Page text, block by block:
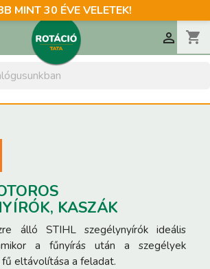
MINT 30 ÉVE VELETEK!
shopping_cart

KASZÁK
álló STIHL szegélynyírók ideális
a fűnyírás után a szegélyek
eltávolítása a feladat.